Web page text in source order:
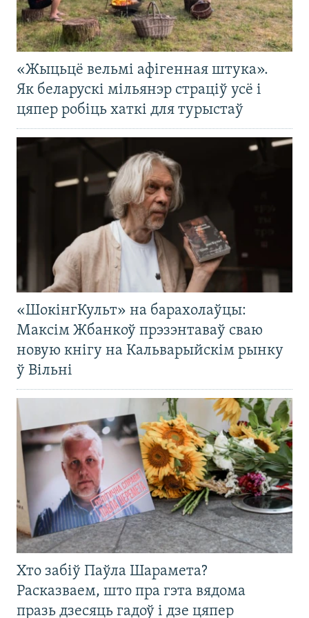
«Жыцьцё вельмі афігенная штука».
Як беларускі мільянэр страціў усё і
цяпер робіць хаткі для турыстаў
«ШокінгКульт» на барахолаўцы:
Максім Жбанкоў прэзэнтаваў сваю
новую кнігу на Кальварыйскім рынку
ў Вільні
Хто забіў Паўла Шарамета?
Расказваем, што пра гэта вядома
празь дзесяць гадоў і дзе цяпер